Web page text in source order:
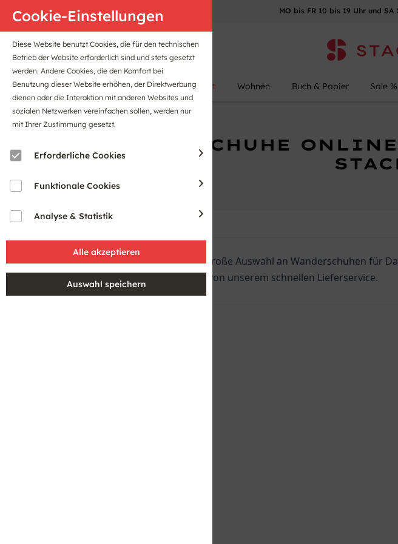
Anfahrt B2B-Portal MO bis FR 10 bis 19 Uhr und
Damen Herren Kinder Sport Wohnen Buch & Papier Sale %
WANDERSCHUHE
Cookie-Einstellungen
Diese Website benutzt Cookies, die für den technischen
Betrieb der Website erforderlich sind und stets gesetzt
werden. Andere Cookies, die den Komfort bei
Benutzung dieser Website erhöhen, der Direktwerbung
dienen oder die Interaktion mit anderen Websites und
sozialen Netzwerken vereinfachen sollen, werden nur
mit Ihrer Zustimmung gesetzt.
Erforderliche Cookies
Funktionale Cookies
Analyse & Statistik
Intersport Stackmann bietet eine große Auswahl an Wanderschuhen für
Sie jetzt online und profitieren Sie von unserem schnellen Lieferservice.